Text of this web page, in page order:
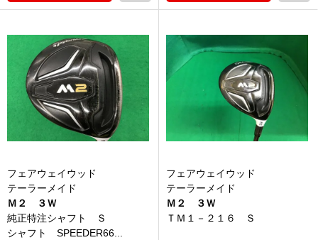
フェアウェイウッド
テーラーメイド
Ｍ２ ３Ｗ
純正特注シャフト Ｓ
シャフト SPEEDER66...
フェアウェイウッド
テーラーメイド
Ｍ２ ３Ｗ
ＴＭ１－２１６ Ｓ